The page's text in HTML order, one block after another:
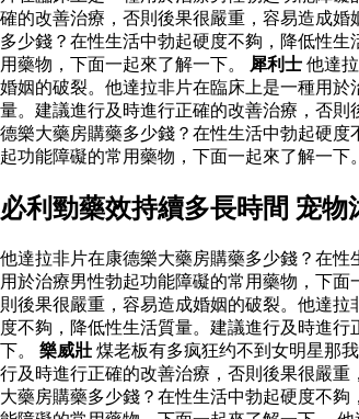
確的改善治療，否則後果很嚴重，容易造成
多少錢？在性生活中勃起硬度不夠，降低性
用藥物，下面一起來了解一下。
犀利士 他達
婚姻的破裂。他達拉非片在臨床上是一種用
量。建議進行及時進行正確的改善治療，否
德樂大藥房購藥多少錢？在性生活中勃起硬
起功能障礙的常用藥物，下面一起來了解一下
必利勁藥效持續多長時間 宠物
他達拉非片在康德樂大藥房購藥多少錢？在
用於治療男性勃起功能障礙的常用藥物，下
則後果很嚴重，容易造成婚姻的破裂。他達
度不夠，降低性生活質量。建議進行及時進
下。 樂威壯 煤老板有多疯狂约不到女明星那
行及時進行正確的改善治療，否則後果很嚴
大藥房購藥多少錢？在性生活中勃起硬度不